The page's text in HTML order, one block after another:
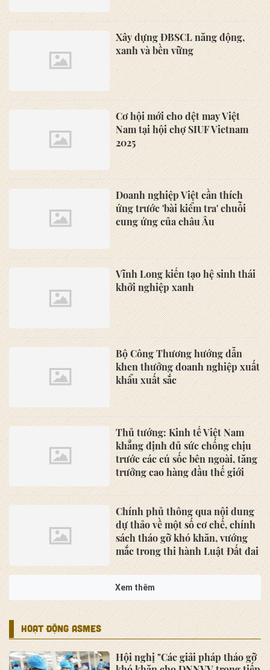
Xây dựng ĐBSCL năng động,
xanh và bền vững
Cơ hội mới cho dệt may Việt
Nam tại hội chợ SIUF Vietnam
2025
Doanh nghiệp Việt cần thích
ứng trước 'bài kiểm tra' chuỗi
cung ứng của châu Âu
Vĩnh Long kiến tạo hệ sinh thái
khởi nghiệp xanh
Bộ Công Thương hướng dẫn
khen thưởng doanh nghiệp xuất
khẩu xuất sắc
Thủ tướng: Kinh tế Việt Nam
khẳng định đủ sức chống chịu
trước các cú sốc bên ngoài, tăng
trưởng cao hàng đầu thế giới
Chính phủ thông qua nội dung
dự thảo về một số cơ chế, chính
sách tháo gỡ khó khăn, vướng
mắc trong thi hành Luật Đất đai
Xem thêm
HOẠT ĐỘNG ASMES
Hội nghị "Các giải pháp tháo gỡ